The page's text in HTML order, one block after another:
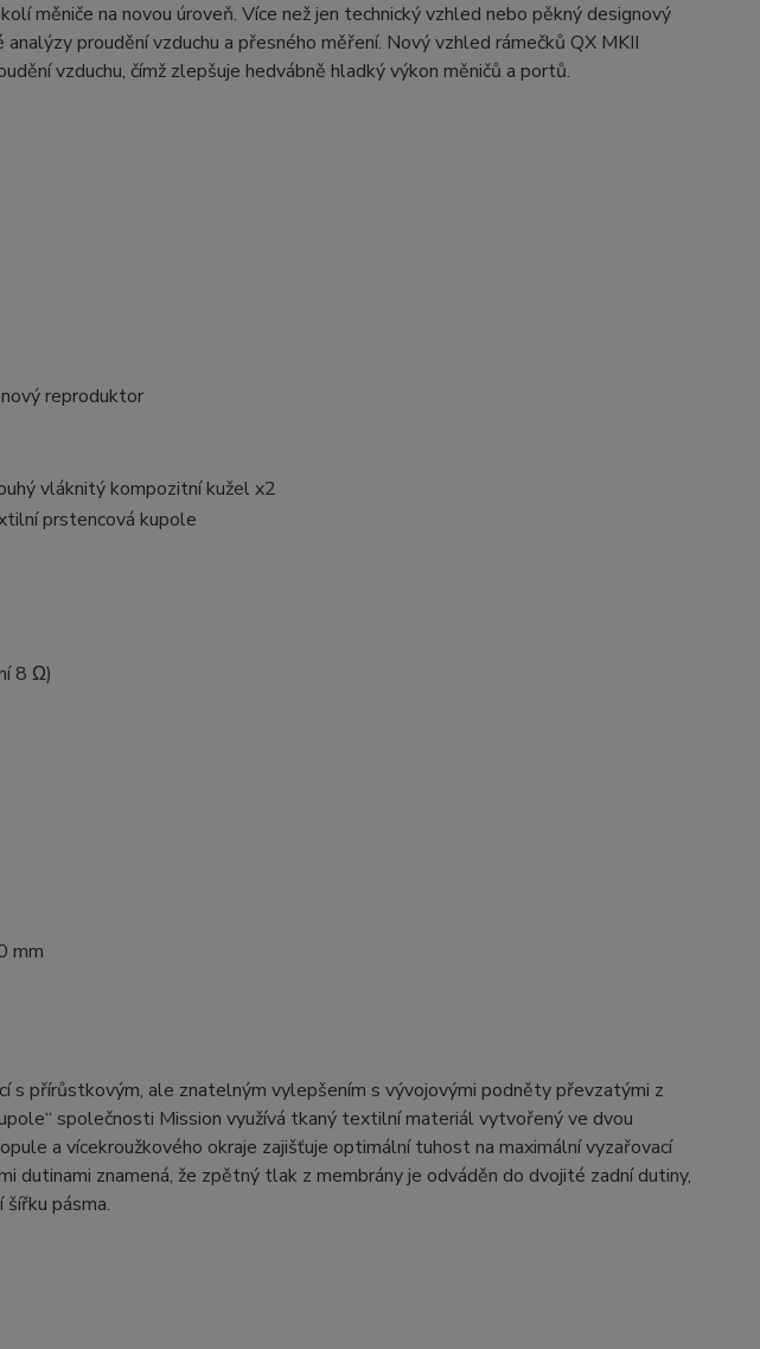
měniče na novou úroveň. Více než jen technický vzhled nebo pěkný designový
proudění vzduchu a přesného měření. Nový vzhled rámečků QX MKII
vzduchu, čímž zlepšuje hedvábně hladký výkon měničů a portů.
reproduktor
vláknitý kompozitní kužel x2
prstencová kupole
8 Ω)
mm
s přírůstkovým, ale znatelným vylepšením s vývojovými podněty převzatými z
společnosti Mission využívá tkaný textilní materiál vytvořený ve dvou
a vícekroužkového okraje zajišťuje optimální tuhost na maximální vyzařovací
dutinami znamená, že zpětný tlak z membrány je odváděn do dvojité zadní dutiny,
šířku pásma.